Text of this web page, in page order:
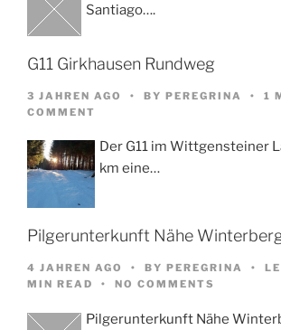
Santiago….
G11 Girkhausen Rundweg
3 JAHREN AGO BY PEREGRINA 1
COMMENT
Der G11 im Wittgensteiner
km eine…
Pilgerunterkunft Nähe
4 JAHREN AGO BY PEREGRINA
MIN READ
NO COMMENTS
Pilgerunterkunft Nähe